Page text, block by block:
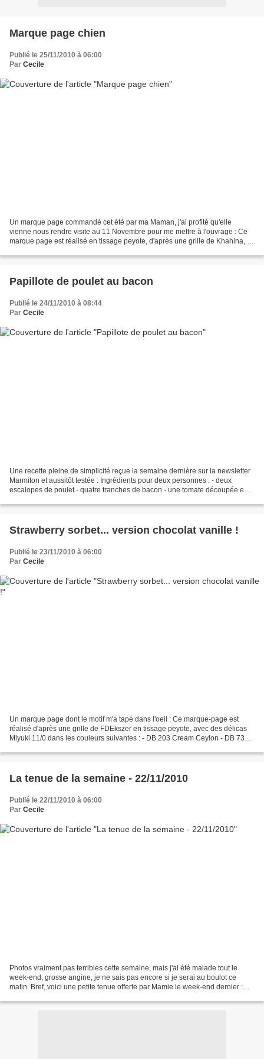
Marque page chien
Publié le 25/11/2010 à 06:00
Par Cecile
Un marque page commandé cet été par ma Maman, j'ai profité qu'elle
vienne nous rendre visite au 11 Novembre pour me mettre à l'ouvrage : Ce
marque page est réalisé en tissage peyote, d'après une grille de Khahina, et
Papillote de poulet au bacon
Publié le 24/11/2010 à 08:44
Par Cecile
Une recette pleine de simplicité reçue la semaine dernière sur la newsletter
Marmiton et aussitôt testée : Ingrédients pour deux personnes : - deux
escalopes de poulet - quatre tranches de bacon - une tomate découpée en
Strawberry sorbet... version chocolat vanille !
Publié le 23/11/2010 à 06:00
Par Cecile
Un marque page dont le motif m'a tapé dans l'oeil : Ce marque-page est
réalisé d'après une grille de FDEkszer en tissage peyote, avec des délicas
Miyuki 11/0 dans les couleurs suivantes : - DB 203 Cream Ceylon - DB 734
La tenue de la semaine - 22/11/2010
Publié le 22/11/2010 à 06:00
Par Cecile
Photos vraiment pas terribles cette semaine, mais j'ai été malade tout le
week-end, grosse angine, je ne sais pas encore si je serai au boulot ce
matin. Bref, voici une petite tenue offerte par Mamie le week-end dernier :